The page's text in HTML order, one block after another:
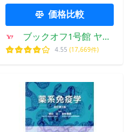
価格比較
ブックオフ1号館 ヤフ
ーショッピング店
4.55 (17,669件)